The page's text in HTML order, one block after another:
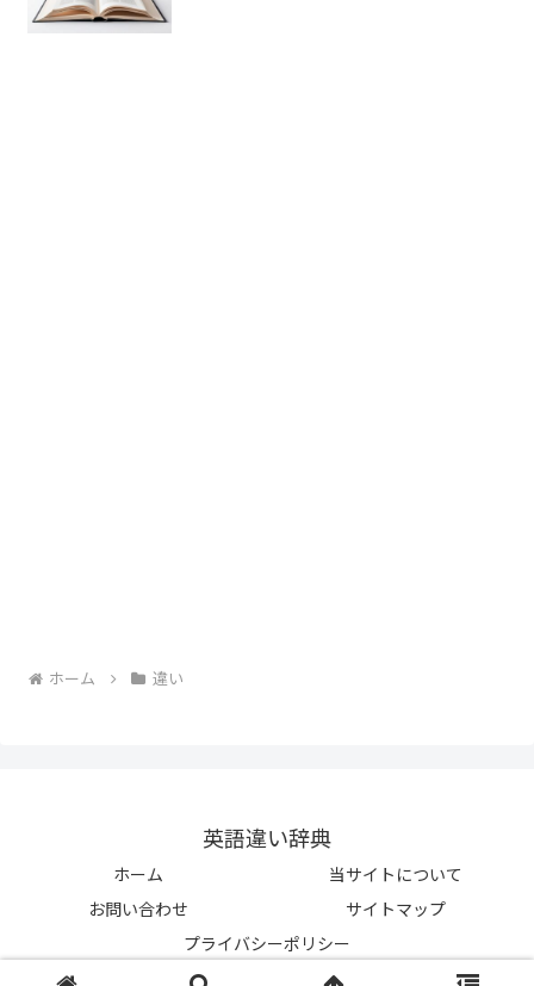
ホーム 違い
英語違い辞典
ホーム
当サイトについて
お問い合わせ
サイトマップ
プライバシーポリシー